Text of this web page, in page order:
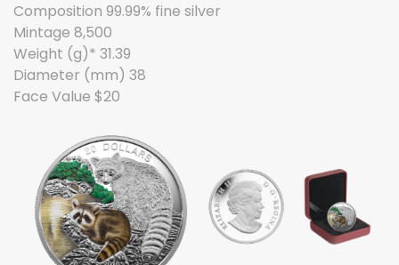
Composition 99.99% fine silver
Mintage 8,500
Weight (g)* 31.39
Diameter (mm) 38
Face Value $20